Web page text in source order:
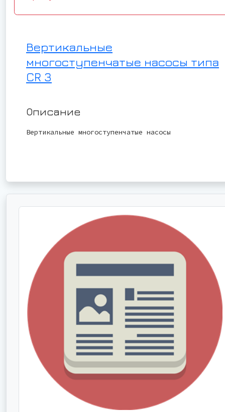
Вертикальные
многоступенчатые насосы типа
CR 3
Описание
Вертикальные многоступенчатые насосы